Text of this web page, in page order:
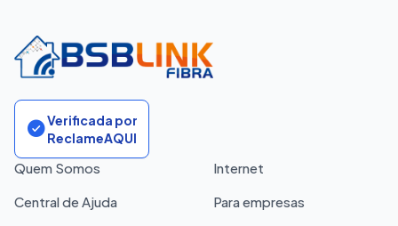
Verificada por
ReclameAQUI
Quem Somos
Central de Ajuda
Internet
Para empresas